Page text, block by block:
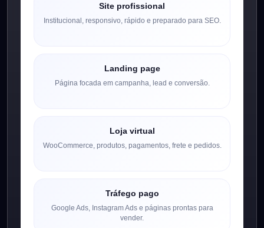
Site profissional
Institucional, responsivo, rápido e preparado para SEO.
Landing page
Página focada em campanha, lead e conversão.
Loja virtual
WooCommerce, produtos, pagamentos, frete e pedidos.
Tráfego pago
Google Ads, Instagram Ads e páginas prontas para
vender.